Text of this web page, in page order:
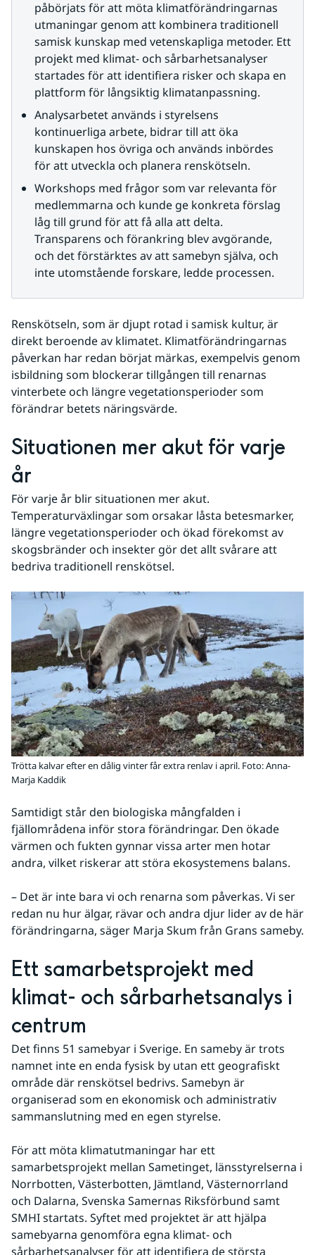
påbörjats för att möta klimatförändringarnas
utmaningar genom att kombinera traditionell
samisk kunskap med vetenskapliga metoder. Ett
projekt med klimat- och sårbarhetsanalyser
startades för att identifiera risker och skapa en
plattform för långsiktig klimatanpassning.
Analysarbetet används i styrelsens
kontinuerliga arbete, bidrar till att öka
kunskapen hos övriga och används inbördes
för att utveckla och planera renskötseln.
Workshops med frågor som var relevanta för
medlemmarna och kunde ge konkreta förslag
låg till grund för att få alla att delta.
Transparens och förankring blev avgörande,
och det förstärktes av att samebyn själva, och
inte utomstående forskare, ledde processen.
Renskötseln, som är djupt rotad i samisk kultur, är
direkt beroende av klimatet. Klimatförändringarnas
påverkan har redan börjat märkas, exempelvis genom
isbildning som blockerar tillgången till renarnas
vinterbete och längre vegetationsperioder som
förändrar betets näringsvärde.
Situationen mer akut för varje
år
För varje år blir situationen mer akut.
Temperaturväxlingar som orsakar låsta betesmarker,
längre vegetationsperioder och ökad förekomst av
skogsbränder och insekter gör det allt svårare att
bedriva traditionell renskötsel.
Trötta kalvar efter en dålig vinter får extra renlav i april. Foto: Anna-
Marja Kaddik
Samtidigt står den biologiska mångfalden i
fjällområdena inför stora förändringar. Den ökade
värmen och fukten gynnar vissa arter men hotar
andra, vilket riskerar att störa ekosystemens balans.
– Det är inte bara vi och renarna som påverkas. Vi ser
redan nu hur älgar, rävar och andra djur lider av de här
förändringarna, säger Marja Skum från Grans sameby.
Ett samarbetsprojekt med
klimat- och sårbarhetsanalys i
centrum
Det finns 51 samebyar i Sverige. En sameby är trots
namnet inte en enda fysisk by utan ett geografiskt
område där renskötsel bedrivs. Samebyn är
organiserad som en ekonomisk och administrativ
sammanslutning med en egen styrelse.
För att möta klimatutmaningar har ett
samarbetsprojekt mellan Sametinget, länsstyrelserna i
Norrbotten, Västerbotten, Jämtland, Västernorrland
och Dalarna, Svenska Samernas Riksförbund samt
SMHI startats. Syftet med projektet är att hjälpa
samebyarna genomföra egna klimat- och
sårbarhetsanalyser för att identifiera de största